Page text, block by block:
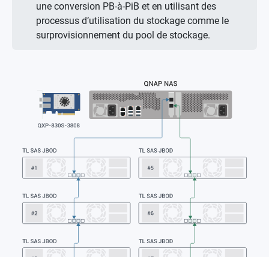
une conversion PB-à-PiB et en utilisant des
processus d’utilisation du stockage comme le
surprovisionnement du pool de stockage.